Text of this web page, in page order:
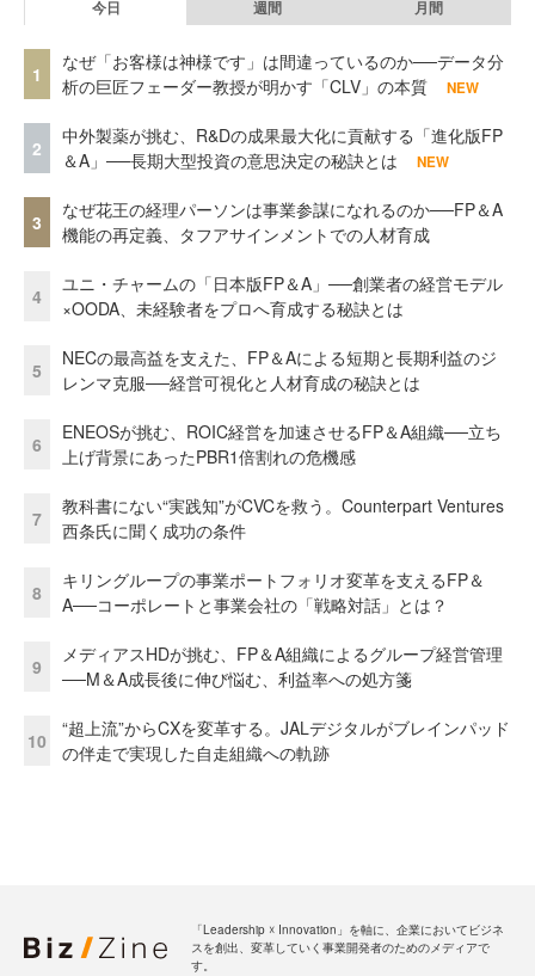
今日 週間 月間
1
なぜ「お客様は神様です」は間違っているのか──データ分
析の巨匠フェーダー教授が明かす「CLV」の本質
NEW
2
中外製薬が挑む、R&Dの成果最大化に貢献する「進化版FP
＆A」──長期大型投資の意思決定の秘訣とは
NEW
3
なぜ花王の経理パーソンは事業参謀になれるのか──FP＆A
機能の再定義、タフアサインメントでの人材育成
4
ユニ・チャームの「日本版FP＆A」──創業者の経営モデル
×OODA、未経験者をプロへ育成する秘訣とは
5
NECの最高益を支えた、FP＆Aによる短期と長期利益のジ
レンマ克服──経営可視化と人材育成の秘訣とは
6
ENEOSが挑む、ROIC経営を加速させるFP＆A組織──立ち
上げ背景にあったPBR1倍割れの危機感
7
教科書にない“実践知”がCVCを救う。Counterpart Ventures
西条氏に聞く成功の条件
8
キリングループの事業ポートフォリオ変革を支えるFP＆
A──コーポレートと事業会社の「戦略対話」とは？
9
メディアスHDが挑む、FP＆A組織によるグループ経営管理
──M＆A成長後に伸び悩む、利益率への処方箋
10
“超上流”からCXを変革する。JALデジタルがブレインパッド
の伴走で実現した自走組織への軌跡
「Leadership ☓ Innovation」を軸に、企業においてビジネ
スを創出、変革していく事業開発者のためのメディアで
す。